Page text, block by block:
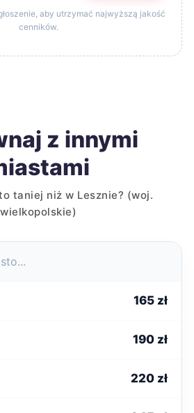
aby utrzymać najwyższą jakość
cenników.
z innymi
taniej niż w Lesznie? (woj.
wielkopolskie)
165 zł
190 zł
220 zł